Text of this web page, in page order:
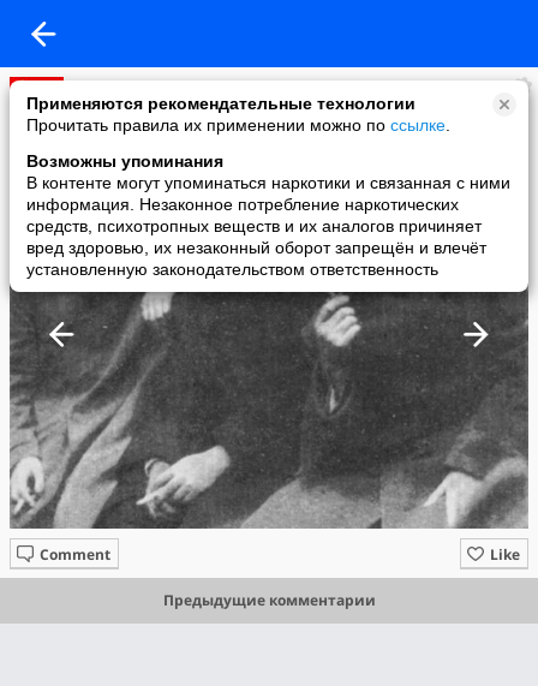
Применяются рекомендательные технологии
Прочитать правила их применении можно по ссылке
Возможны упоминания
В контенте могут упоминаться наркотики и связанная с ними
информация. Незаконное потребление наркотических
средств, психотропных веществ и их аналогов причиняет
вред здоровью, их незаконный оборот запрещён и влечёт
установленную законодательством ответственность
ДОСТУПА НЕТ
added a photo
07 May в 15:18
Like
Comment
Предыдущие комментарии